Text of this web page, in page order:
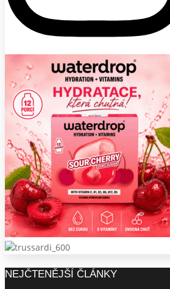
NEJČTENĚJŠÍ ČLÁNKY